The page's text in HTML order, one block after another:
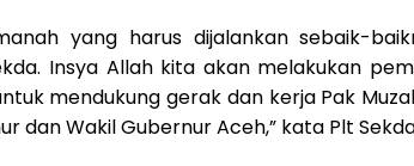
yang harus dijalankan sebaik-
Insya Allah kita akan melakukan
mendukung gerak dan kerja Pak
dan Wakil Gubernur Aceh,” kata Plt